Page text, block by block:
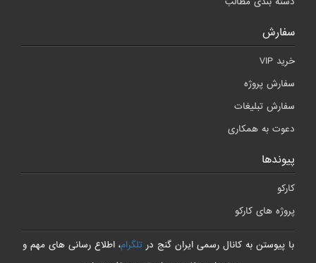
سفارش
خرید VIP
سفارش پروژه
سفارش تبلیغات
دعوت به همکاری
پیوندها
کارکو
پروژه های کارکو
با پیوستن به کانال رسمی ایران گنج درتلگرام، اطلاع رسانی های مهم و